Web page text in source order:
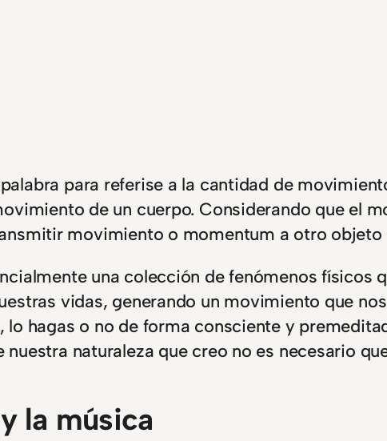
para referise a la cantidad de
de un cuerpo. Considerando que el
movimiento o momentum a otro
una colección de fenómenos
vidas, generando un movimiento que
lo hagas o no de forma consciente y
nuestra naturaleza que creo no es necesario
la música